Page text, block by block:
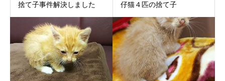
捨て子事件解決しました 仔猫４匹の捨て子